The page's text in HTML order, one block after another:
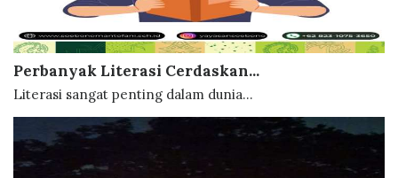
Perbanyak Literasi Cerdaskan...
Literasi sangat penting dalam dunia...